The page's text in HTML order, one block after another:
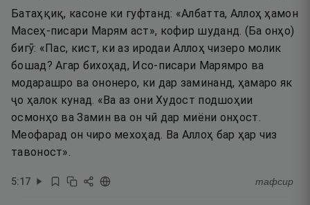
Батаҳқиқ, касоне ки гуфтанд: «Албатта, Аллоҳ ҳамон
Масеҳ-писари Марям аст», кофир шуданд. (Ба онҳо)
бигӯ: «Пас, кист, ки аз иродаи Аллоҳ чизеро молик
бошад? Агар бихоҳад, Исо-писари Марямро ва
модарашро ва ононеро, ки дар заминанд, ҳамаро як
ҷо ҳалок кунад. «Ва аз они Худост подшоҳии
осмонҳо ва Замин ва он чӣ дар миёни онҳост.
Меофарад он чиро мехоҳад. Ва Аллоҳ бар ҳар чиз
тавоност».
5:17 тафсир